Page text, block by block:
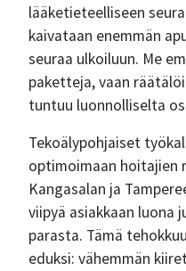
lääketieteelliseen
kaivataan enemmän
seuraa ulkoiluun. Me
paketteja, vaan
tuntuu luonnolliselta
Tekoälypohjaiset
optimoimaan hoitajien
Kangasalan ja
viipyä asiakkaan luona
parasta. Tämä
eduksi: vähemmän